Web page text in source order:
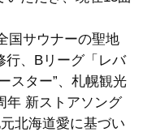
国サウナーの聖地
行、Bリーグ「レバ
スター”、札幌観光
年 新ストアソング
北海道愛に基づい